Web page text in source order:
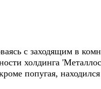
с заходящим в
холдинга
попугая, находился